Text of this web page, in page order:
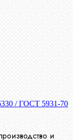
/ ГОСТ 5931-70
и